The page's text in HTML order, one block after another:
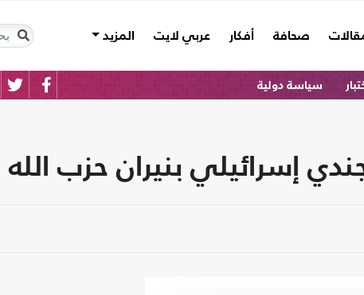
صحافة أفكار عربي لايت المزيد
سياسة دولية
إسرائيلي بنيران حزب الله